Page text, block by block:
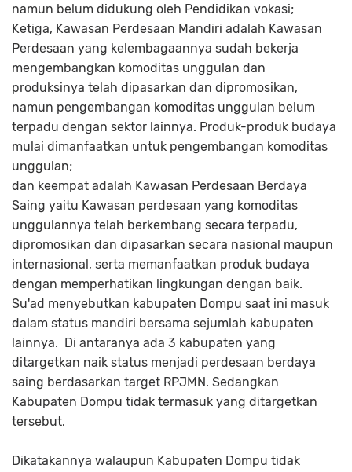
namun belum didukung oleh Pendidikan vokasi;
Ketiga, Kawasan Perdesaan Mandiri adalah Kawasan
Perdesaan yang kelembagaannya sudah bekerja
mengembangkan komoditas unggulan dan
produksinya telah dipasarkan dan dipromosikan,
namun pengembangan komoditas unggulan belum
terpadu dengan sektor lainnya. Produk-produk budaya
mulai dimanfaatkan untuk pengembangan komoditas
unggulan;
dan keempat adalah Kawasan Perdesaan Berdaya
Saing yaitu Kawasan perdesaan yang komoditas
unggulannya telah berkembang secara terpadu,
dipromosikan dan dipasarkan secara nasional maupun
internasional, serta memanfaatkan produk budaya
dengan memperhatikan lingkungan dengan baik.
Su'ad menyebutkan kabupaten Dompu saat ini masuk
dalam status mandiri bersama sejumlah kabupaten
lainnya. Di antaranya ada 3 kabupaten yang
ditargetkan naik status menjadi perdesaan berdaya
saing berdasarkan target RPJMN. Sedangkan
Kabupaten Dompu tidak termasuk yang ditargetkan
tersebut.
Dikatakannya walaupun Kabupaten Dompu tidak